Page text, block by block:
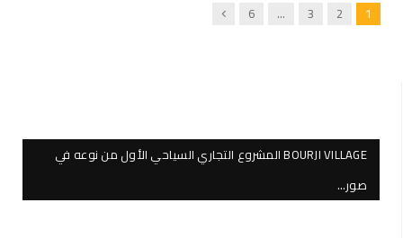
1
2
3
…
6
Next
BOURJI VILLAGE المشروع التجاري السياحي الأول من نوعه في
صور…